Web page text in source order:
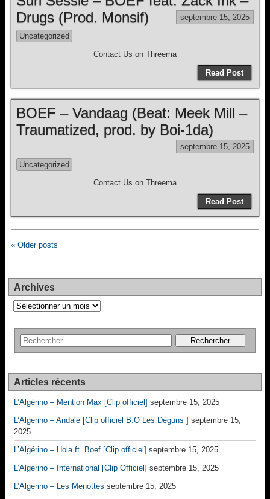
Drugs (Prod. Monsif)
septembre 15, 2025
Uncategorized
Contact Us on Threema
Read Post
BOEF – Vandaag (Beat: Meek Mill –
Traumatized, prod. by Boi-1da)
septembre 15, 2025
Uncategorized
Contact Us on Threema
Read Post
« Older posts
Archives
Archives
Articles récents
L’Algérino – Mention Max [Clip officiel] septembre 15, 2025
L’Algérino – Andalé [Clip officiel B.O Les Déguns ] septembre 15,
2025
L’Algérino – Hola ft. Boef [Clip officiel] septembre 15, 2025
L’Algérino – International [Clip Officiel] septembre 15, 2025
L’Algérino – Les Menottes septembre 15, 2025